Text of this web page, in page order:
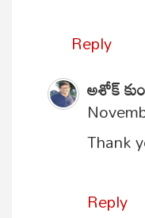
Reply
అశోక్
Thank
Reply